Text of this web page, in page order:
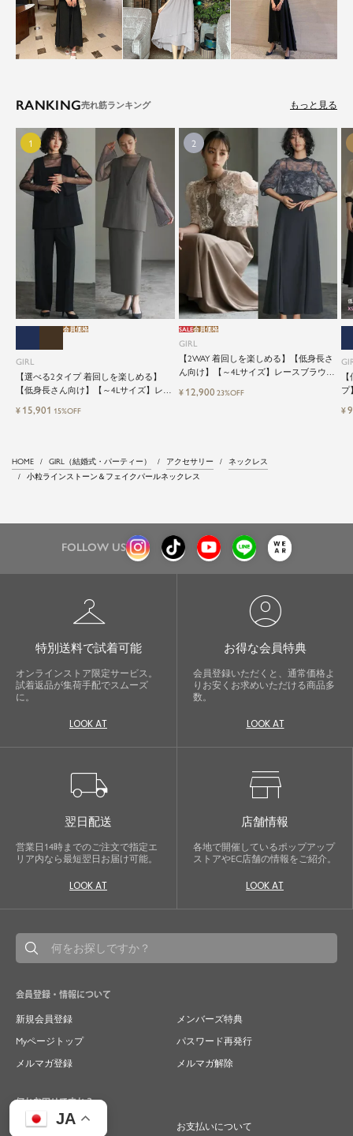
JA
RANKING もっと見る
GIRL
【選べる2タイプ 着回しを楽しめる】
【低身長さん向け】【～4Lサイズ】レイ
カートorワイドパンツセットアップロン
会員価格
¥ 15,901 15%OFF
GIRL
【2WAY 着回しを楽しめる】【低身長さ
ん向け】【～4Lサイズ】レースブラウス
ング結婚式ワンピース
SALE会員価格
¥ 12,900 23%OFF
プ
¥
HOME GIRL（結婚式・パーティー） アクセサリー
ネックレス
小粒ラインストーン＆フェイクパールネックレス
FOLLOW US
checkroom
特別送料で試着可能
オンラインストア限定サービス。
試着返品が集荷手配でスムーズ
に。
LOOK AT
account_circle
お得な会員特典
会員登録いただくと、通常価格よ
りお安くお求めいただける商品多
数。
LOOK AT
local_shipping
翌日配送
営業日14時までのご注文で指定エ
リア内なら最短翌日お届け可能。
LOOK AT
store
店舗情報
各地で開催しているポップアップ
ストアやEC店舗の情報をご紹介。
LOOK AT
会員登録・情報について
新規会員登録
メンバーズ特典
Myページトップ
パスワード再発行
メルマガ登録
メルマガ解除
何かお困りですか？
ご注文について お支払いについて